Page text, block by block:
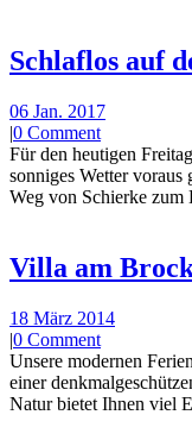
Schlaflos auf
06 Jan. 2017
|0 Comment
Für den heutigen
sonniges Wetter voraus
Weg von Schierke zum
Villa am
18 März 2014
|0 Comment
Unsere modernen
einer
Natur bietet Ihnen viel